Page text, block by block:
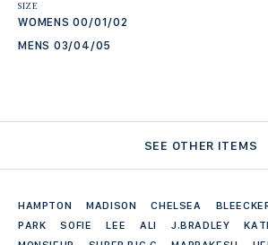
SIZE
WOMENS 00/01/02
MENS 03/04/05
SEE OTHER ITEMS
HAMPTON MADISON CHELSEA
PARK
SOFIE LEE ALI J.BRADLEY